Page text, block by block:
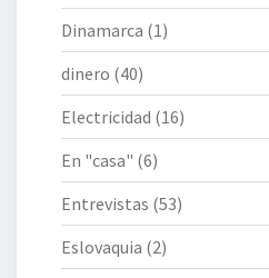
Dinamarca (1)
dinero (40)
Electricidad (16)
En "casa" (6)
Entrevistas (53)
Eslovaquia (2)